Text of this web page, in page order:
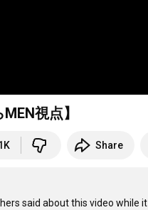
視点】
Share
said about this video while it